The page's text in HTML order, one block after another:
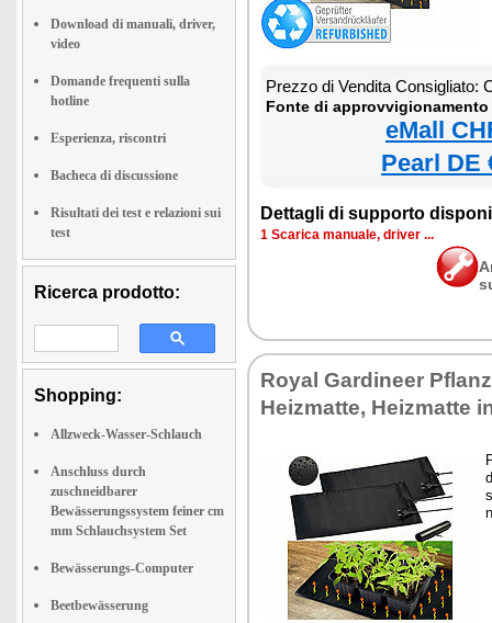
Download di manuali, driver,
video
Domande frequenti sulla
hotline
Esperienza, riscontri
Bacheca di discussione
Risultati dei test e relazioni sui
test
Ricerca prodotto:
Shopping:
Allzweck-Wasser-Schlauch
Anschluss durch
zuschneidbarer
Bewässerungssystem feiner cm
mm Schlauchsystem Set
Bewässerungs-Computer
Beetbewässerung
Prezzo di Vendita Consigliato:
Fonte di
eMall
Pearl DE
Dettagli di supporto
1 Scarica manuale, driver ...
Royal Gardineer
Heizmatte, Heizmatte